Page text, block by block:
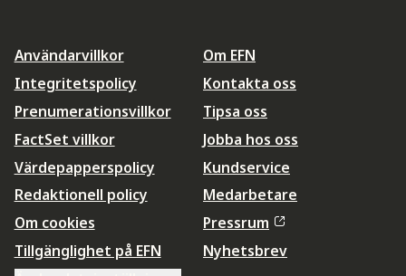
Användarvillkor
Integritetspolicy
Prenumerationsvillkor
FactSet villkor
Värdepapperspolicy
Redaktionell policy
Om cookies
Tillgänglighet på EFN
Om EFN
Kontakta oss
Tipsa oss
Jobba hos oss
Kundservice
Medarbetare
Pressrum
Nyhetsbrev